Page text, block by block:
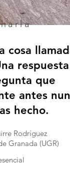
cosa
que
antes
hecho.
Rodríguez
Granada (UGR)